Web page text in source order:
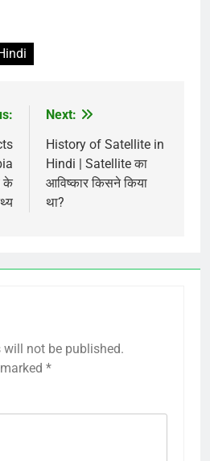
के
Next:
History of Satellite in
Hindi | Satellite का
आविष्कार किसने किया
था?
will not be published.
*